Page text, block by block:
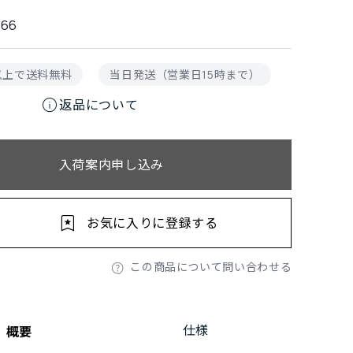
で送料無料 当日発送（営業日15時まで）
info返品について
入荷案内申し込み
この商品について問い合わせる
お気に入りに登録する
概要 仕様